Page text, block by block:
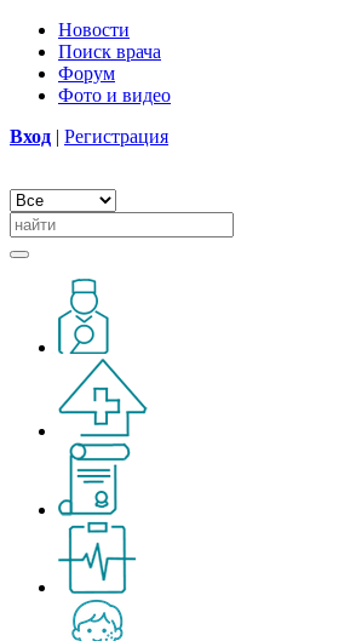
Новости
Поиск врача
Форум
Фото и видео
Вход | Регистрация